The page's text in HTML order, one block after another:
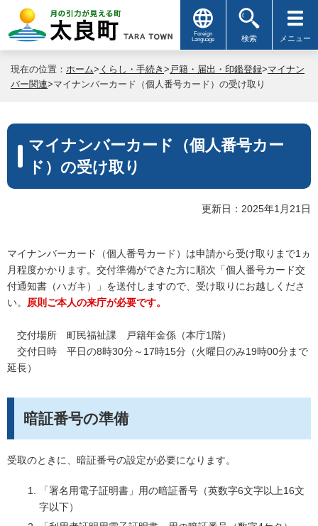
Foreign
Language
検索 メニュー
現在の位置： ホーム> くらし・手続き > 戸籍・届出・印鑑登録>マイナン
バー関連>マイナンバーカード（個人番号カード）の受け取り
マイナンバーカード（個人番号カー
ド）の受け取り
更新日：2025年1月21日
マイナンバーカード（個人番号カード）は申請から受け取りまで1ヵ
月程度かかります。交付準備ができた方に順次「個人番号カード交
付通知書（ハガキ）」を送付しますので、受け取りにお越しくださ
い。 原則ご本人の来庁が必要です。
交付場所 町民福祉課 戸籍年金係（本庁1階）
交付日時 平日の8時30分～17時15分（火曜日のみ19時00分まで
延長）
暗証番号の準備
受取のときに、暗証番号の設定が必要になります。
「署名用電子証明書」用の暗証番号（英数字6文字以上16文
字以下）